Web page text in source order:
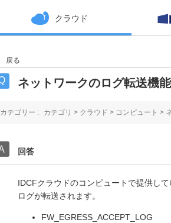
クラウド
戻る
ネットワークのログ転送機
カテゴリー : カテゴリ > クラウド > コンピュート >
回答
IDCFクラウドのコンピュートで提供し
ログが転送されます。
FW_EGRESS_ACCEPT_LOG